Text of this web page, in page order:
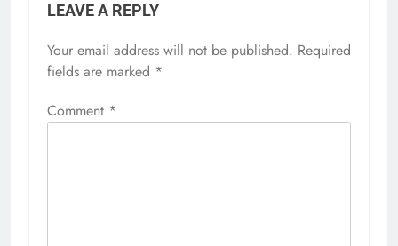
LEAVE A REPLY
Your email address will not be published. Required
fields are marked *
Comment *